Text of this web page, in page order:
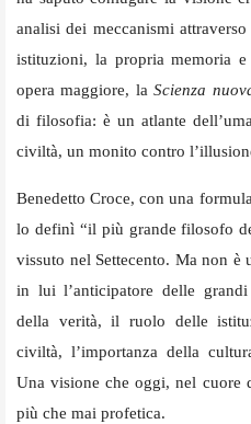
analisi dei meccanismi
istituzioni, la propria memoria
opera maggiore, laScienza
di filosofia: è un atlante
civiltà, un monito contro
Benedetto Croce, con una
lo definì “il più grande filosofo
vissuto nel Settecento. Ma non è
in lui l’anticipatore delle
della verità, il ruolo delle
civiltà, l’importanza della
Una visione che oggi, nel cuore
più che mai profetica.